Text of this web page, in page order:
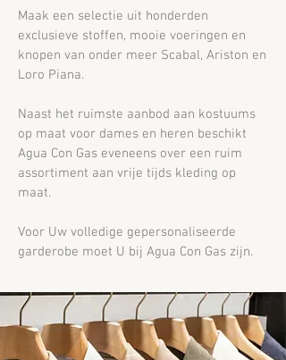
Maak een selectie uit honderden
exclusieve stoffen, mooie voeringen en
knopen van onder meer Scabal, Ariston en
Loro Piana.
Naast het ruimste aanbod aan kostuums
op maat voor dames en heren beschikt
Agua Con Gas eveneens over een ruim
assortiment aan vrije tijds kleding op
maat.
Voor Uw volledige gepersonaliseerde
garderobe moet U bij Agua Con Gas zijn.